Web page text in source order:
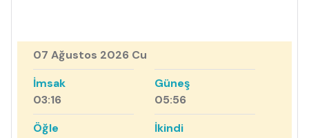
07 Ağustos 2026 Cu
İmsak
03:16
Güneş
05:56
Öğle
İkindi